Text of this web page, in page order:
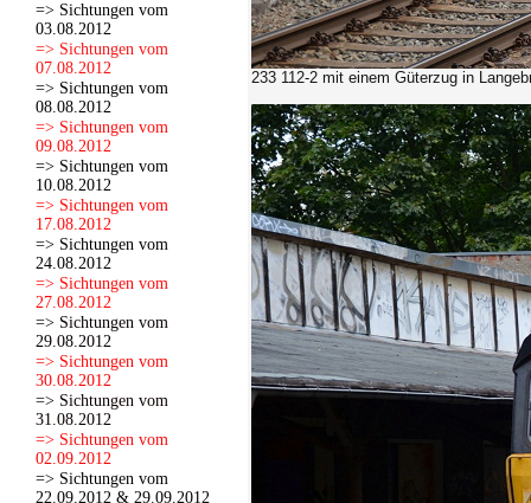
=> Sichtungen vom
03.08.2012
=> Sichtungen vom
07.08.2012
=> Sichtungen vom
08.08.2012
=> Sichtungen vom
09.08.2012
=> Sichtungen vom
10.08.2012
=> Sichtungen vom
17.08.2012
=> Sichtungen vom
24.08.2012
=> Sichtungen vom
27.08.2012
=> Sichtungen vom
29.08.2012
=> Sichtungen vom
30.08.2012
=> Sichtungen vom
31.08.2012
=> Sichtungen vom
02.09.2012
=> Sichtungen vom
22.09.2012 & 29.09.2012
233 112-2 mit einem Güterzug in